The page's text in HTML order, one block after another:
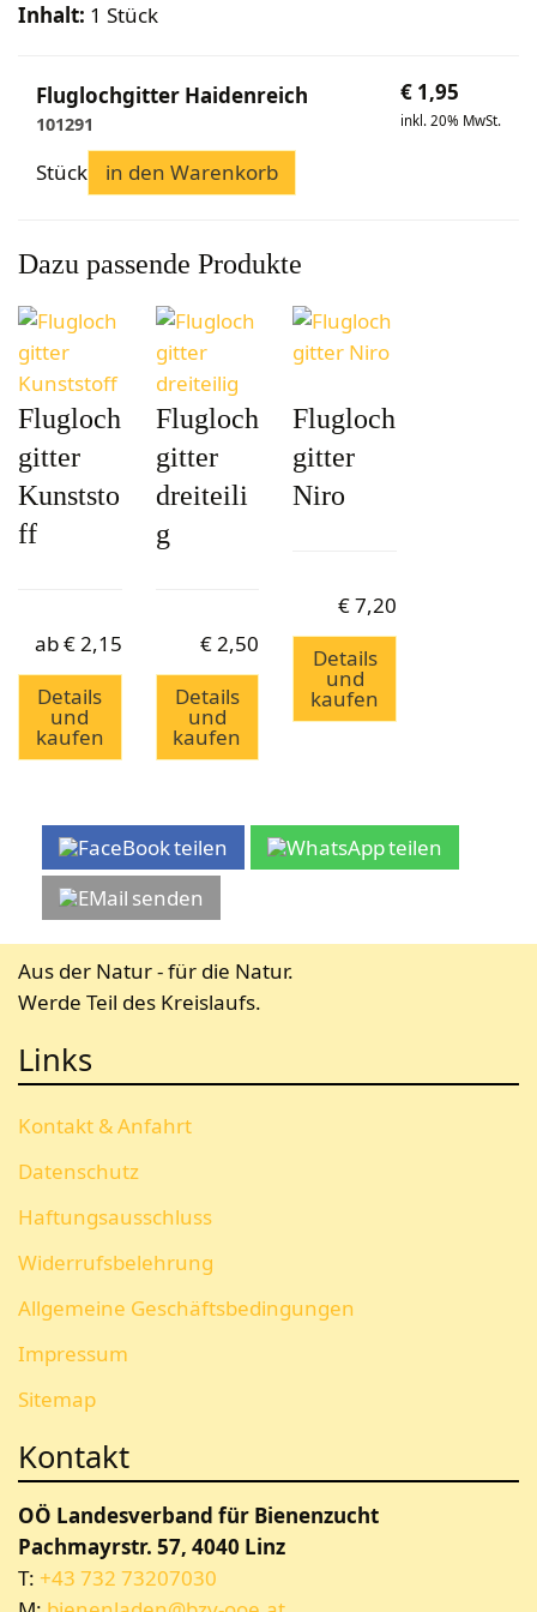
Wabenhonigwelt
Lagerung
Fachliteratur
Bienengesundheit
Königinnenzucht
Diverse Fachliteratur
Mundhygiene
Inhalt: 1 Stück
Fluglochgitter Haidenreich
101291
€ 1,95
inkl. 20% MwSt.
Stück in den Warenkorb
Dazu passende Produkte
Flugloch
gitter
Kunststo
ff
ab€2,15
Details
und
kaufen
Flugloch
gitter
dreiteili
g
€2,50
Details
und
kaufen
Flugloch
gitter
Niro
€7,20
Details
und
kaufen
teilen
teilen
senden
Aus der Natur - für die Natur.
Werde Teil des Kreislaufs.
Links
Kontakt & Anfahrt
Datenschutz
Haftungsausschluss
Widerrufsbelehrung
Allgemeine Geschäftsbedingungen
Impressum
Sitemap
Kontakt
OÖ Landesverband für Bienenzucht
Pachmayrstr. 57, 4040 Linz
T: +43 732 73207030